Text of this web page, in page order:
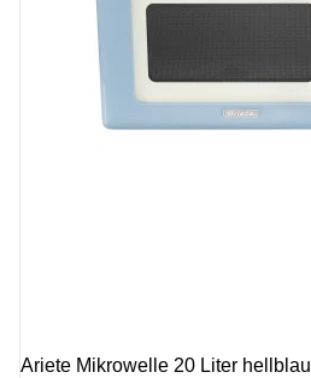
Ariete Mikrowelle 20 Liter hellblau